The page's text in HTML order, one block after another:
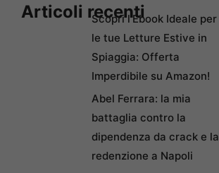
Articoli recentiScopri l’Ebook Ideale per
le tue Letture Estive in
Spiaggia: Offerta
Imperdibile su Amazon!
Abel Ferrara: la mia
battaglia contro la
dipendenza da crack e la
redenzione a Napoli